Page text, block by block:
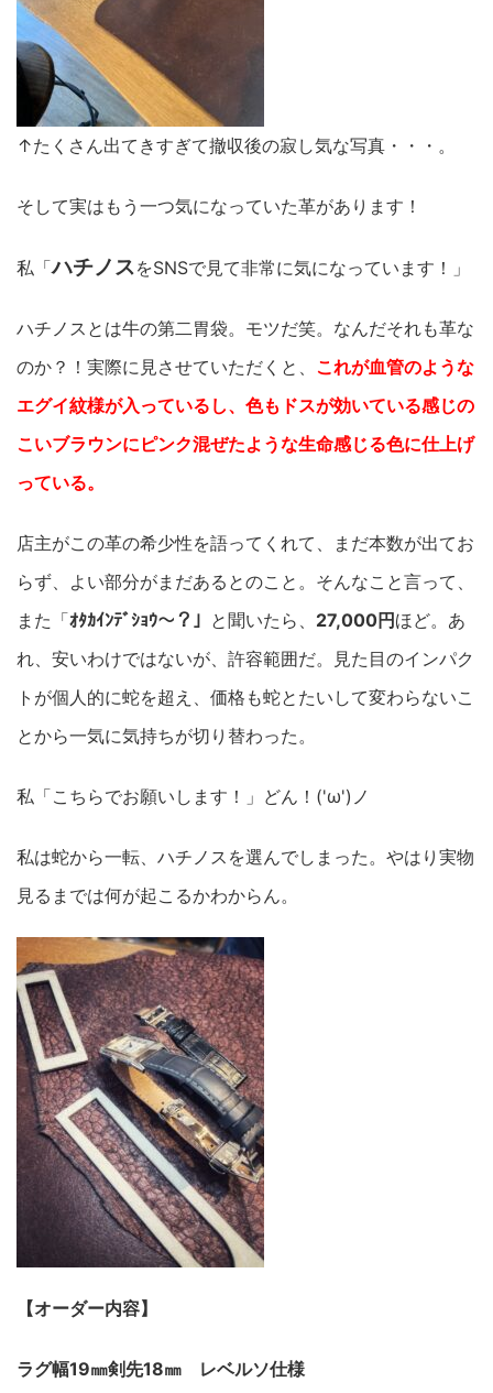
↑たくさん出てきすぎて撤収後の寂し気な写真・・・。
そして実はもう一つ気になっていた革があります！
私「ハチノス をSNSで見て非常に気になっています！」
ハチノスとは牛の第二胃袋。モツだ笑。なんだそれも革な
のか？！実際に見させていただくと、 これが血管のような
エグイ紋様が入っているし、色もドスが効いている感じの
こいブラウンにピンク混ぜたような生命感じる色に仕上げ
っている。
店主がこの革の希少性を語ってくれて、まだ本数が出てお
らず、よい部分がまだあるとのこと。そんなこと言って、
また「ｵﾀｶｲﾝﾃﾞｼｮｳ～？」 と聞いたら、 27,000円ほど。あ
れ、安いわけではないが、許容範囲だ。見た目のインパク
トが個人的に蛇を超え、価格も蛇とたいして変わらないこ
とから一気に気持ちが切り替わった。
私「こちらでお願いします！」どん！('ω')ノ
私は蛇から一転、ハチノスを選んでしまった。やはり実物
見るまでは何が起こるかわからん。
【オーダー内容】
ラグ幅19㎜剣先18㎜ レベルソ仕様